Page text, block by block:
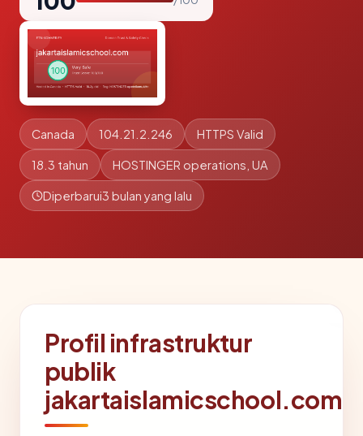
Canada 104.21.2.246 HTTPS Valid
18.3 tahun HOSTINGER operations, UA
Diperbarui3 bulan yang lalu
Profil infrastruktur
publik
jakartaislamicschool.com